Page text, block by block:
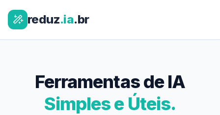
reduz.ia.br
Ferramentas de IA
Simples e Úteis.